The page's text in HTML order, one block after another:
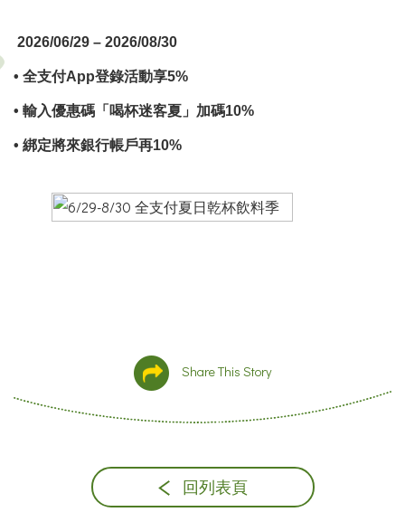
2026/06/29 – 2026/08/30
• 全支付App登錄活動享5%
• 輸入優惠碼「喝杯迷客夏」加碼10%
• 綁定將來銀行帳戶再10%
Share This Story
回列表頁